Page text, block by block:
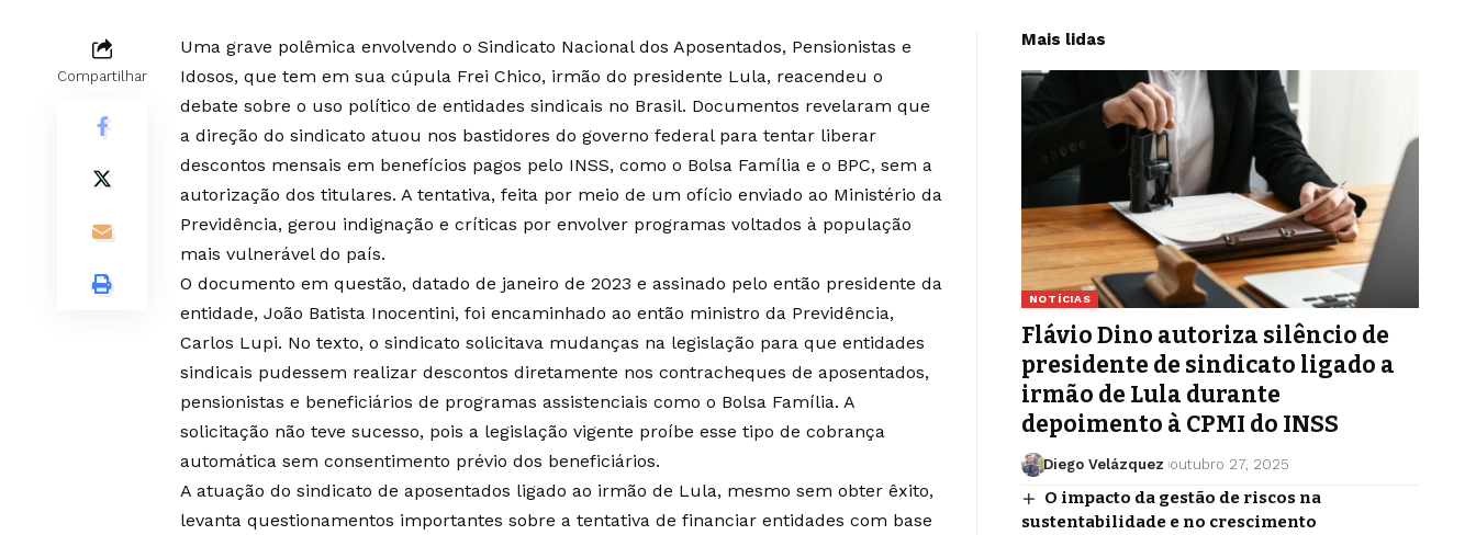
Compartilhar
Uma grave polêmica envolvendo o Sindicato Nacional dos Aposentados, Pensionistas e
Idosos, que tem em sua cúpula Frei Chico, irmão do presidente Lula, reacendeu o
debate sobre o uso político de entidades sindicais no Brasil. Documentos revelaram que
a direção do sindicato atuou nos bastidores do governo federal para tentar liberar
descontos mensais em benefícios pagos pelo INSS, como o Bolsa Família e o BPC, sem a
autorização dos titulares. A tentativa, feita por meio de um ofício enviado ao Ministério da
Previdência, gerou indignação e críticas por envolver programas voltados à população
mais vulnerável do país.
O documento em questão, datado de janeiro de 2023 e assinado pelo então presidente da
entidade, João Batista Inocentini, foi encaminhado ao então ministro da Previdência,
Carlos Lupi. No texto, o sindicato solicitava mudanças na legislação para que entidades
sindicais pudessem realizar descontos diretamente nos contracheques de aposentados,
pensionistas e beneficiários de programas assistenciais como o Bolsa Família. A
solicitação não teve sucesso, pois a legislação vigente proíbe esse tipo de cobrança
automática sem consentimento prévio dos beneficiários.
A atuação do sindicato de aposentados ligado ao irmão de Lula, mesmo sem obter êxito,
levanta questionamentos importantes sobre a tentativa de financiar entidades com base
Mais lidas
NOTÍCIAS
Flávio Dino autoriza silêncio de
presidente de sindicato ligado a
irmão de Lula durante
depoimento à CPMI do INSS
Diego Velázquez outubro 27, 2025
O impacto da gestão de riscos na
sustentabilidade e no crescimento